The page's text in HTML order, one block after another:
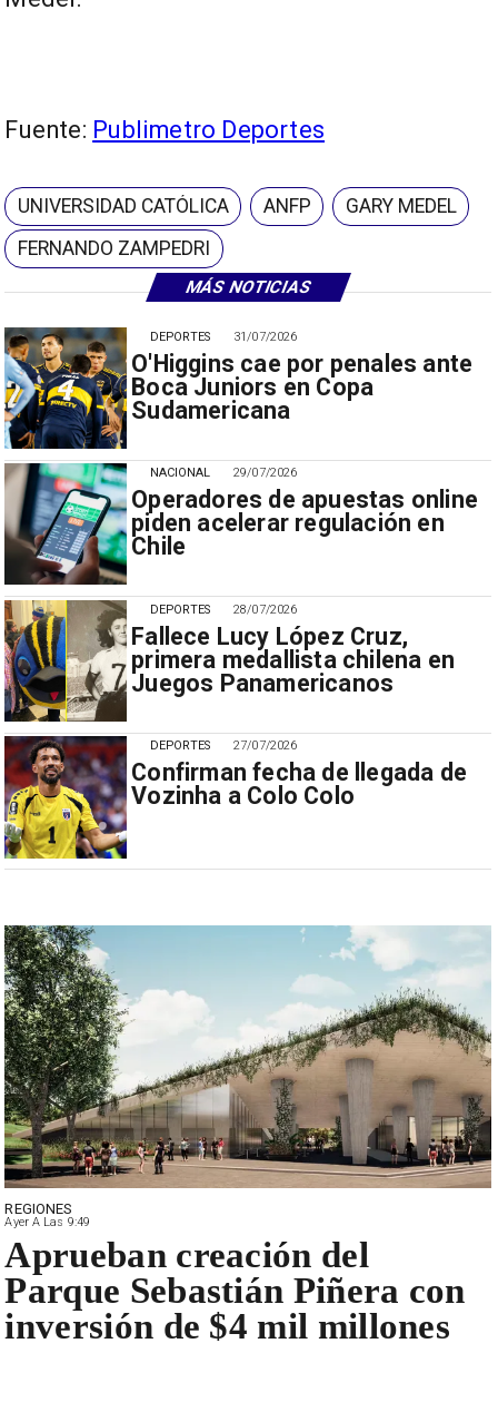
MÁS NOTICIAS
31/07/2026
O'Higgins cae por penales ante
Boca Juniors en Copa
Sudamericana
DEPORTES
29/07/2026
Operadores de apuestas online
piden acelerar regulación en
Chile
NACIONAL
28/07/2026
Fallece Lucy López Cruz,
primera medallista chilena en
Juegos Panamericanos
DEPORTES
27/07/2026
Confirman fecha de llegada de
Vozinha a Colo Colo
DEPORTES
Fuente: Publimetro Deportes
UNIVERSIDAD CATÓLICA ANFP
GARY MEDEL
FERNANDO ZAMPEDRI
REGIONES
Ayer A Las 9:49
Aprueban creación del
Parque Sebastián Piñera con
inversión de $4 mil millones